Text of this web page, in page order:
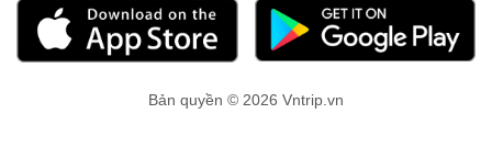
Bản quyền © 2026 Vntrip.vn